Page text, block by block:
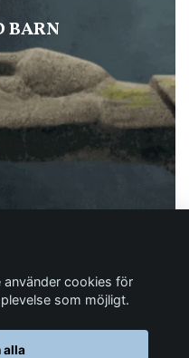
BARN
använder cookies för
som möjligt.
alla